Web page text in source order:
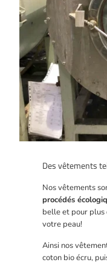
Des vêtements
Nos vêtements
procédés
belle et pour plus
votre peau!
Ainsi nos
coton bio écru,